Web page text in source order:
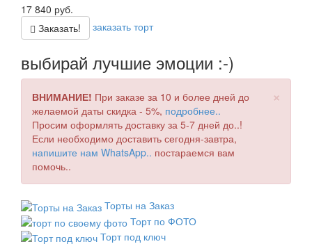
17 840 руб.
Заказать!
заказать торт
выбирай лучшие эмоции :-)
×
ВНИМАНИЕ! При заказе за 10 и более дней до
желаемой даты скидка - 5%, подробнее..
Просим оформлять доставку за 5-7 дней до..!
Если необходимо доставить сегодня-завтра,
напишите нам WhatsApp.. постараемся вам
помочь..
Торты на Заказ
Торт по ФОТО
Торт под ключ